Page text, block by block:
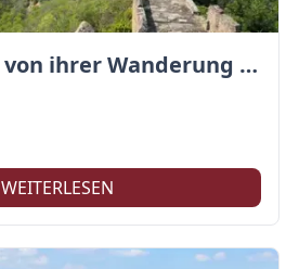
Maria erzählt von ihrer Wanderung auf der Großen Mauer
WEITERLESEN